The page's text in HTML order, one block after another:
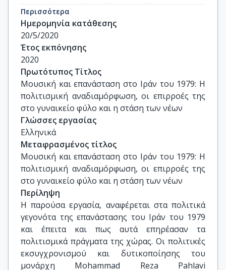
Μουσικών Σπουδών, Εθνικό και
Καποδιστριακό Πανεπιστήμιο Αθηνών.
Περισσότερα
Ημερομηνία κατάθεσης
20/5/2020
Έτος εκπόνησης
2020
Πρωτότυπος Τίτλος
Μουσική και επανάσταση στο Ιράν του 1979: Η
πολιτισμική αναδιαμόρφωση, οι επιρροές της
στο γυναικείο φύλο και η στάση των νέων
Γλώσσες εργασίας
Ελληνικά
Μεταφρασμένος τίτλος
Μουσική και επανάσταση στο Ιράν του 1979: Η
πολιτισμική αναδιαμόρφωση, οι επιρροές της
στο γυναικείο φύλο και η στάση των νέων
Περίληψη
Η παρούσα εργασία, αναφέρεται στα πολιτικά
γεγονότα της επανάστασης του Ιράν του 1979
και έπειτα και πως αυτά επηρέασαν τα
πολιτισμικά πράγματα της χώρας. Οι πολιτικές
εκσυγχρονισμού και δυτικοποίησης του
μονάρχη Mohammad Reza Pahlavi